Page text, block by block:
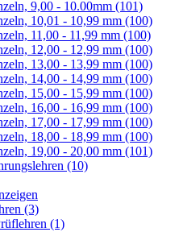
9,00 - 10.00mm (101)
10,01 - 10,99 mm (100)
11,00 - 11,99 mm (100)
12,00 - 12,99 mm (100)
13,00 - 13,99 mm (100)
14,00 - 14,99 mm (100)
15,00 - 15,99 mm (100)
16,00 - 16,99 mm (100)
17,00 - 17,99 mm (100)
18,00 - 18,99 mm (100)
19,00 - 20,00 mm (101)
(10)
(3)
(1)